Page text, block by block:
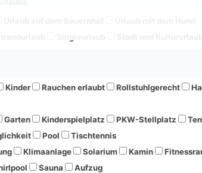
Kinder Rauchen erlaubt Rollstuhlgerecht
Garten Kinderspielplatz PKW-Stellplatz
Pool
Tischtennis
Klimaanlage Solarium Kamin
Sauna
Aufzug